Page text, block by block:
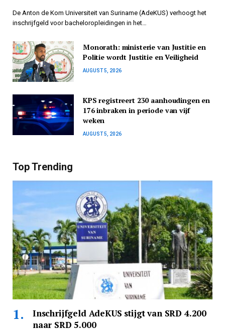
De Anton de Kom Universiteit van Suriname (AdeKUS) verhoogt het
inschrijfgeld voor bacheloropleidingen in het…
Monorath: ministerie van Justitie en
Politie wordt Justitie en Veiligheid
AUGUST 5, 2026
KPS registreert 230 aanhoudingen en
176 inbraken in periode van vijf
weken
AUGUST 5, 2026
Top Trending
Inschrijfgeld AdeKUS stijgt van SRD 4.200
naar SRD 5.000